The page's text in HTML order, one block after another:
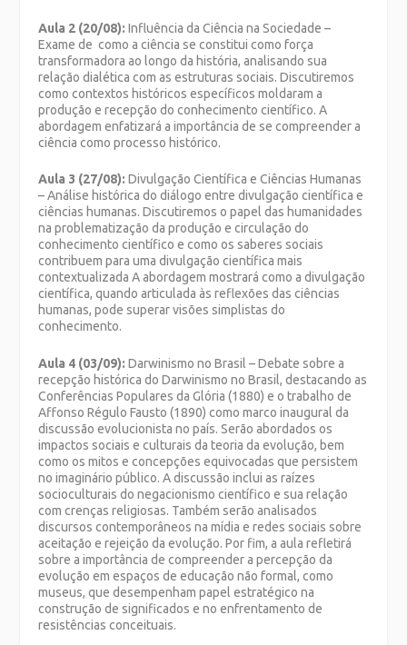
Aula 2 (20/08): Influência da Ciência na Sociedade –
Exame de como a ciência se constitui como força
transformadora ao longo da história, analisando sua
relação dialética com as estruturas sociais. Discutiremos
como contextos históricos específicos moldaram a
produção e recepção do conhecimento científico. A
abordagem enfatizará a importância de se compreender a
ciência como processo histórico.
Aula 3 (27/08): Divulgação Científica e Ciências Humanas
– Análise histórica do diálogo entre divulgação científica e
ciências humanas. Discutiremos o papel das humanidades
na problematização da produção e circulação do
conhecimento científico e como os saberes sociais
contribuem para uma divulgação científica mais
contextualizada A abordagem mostrará como a divulgação
científica, quando articulada às reflexões das ciências
humanas, pode superar visões simplistas do
conhecimento.
Aula 4 (03/09): Darwinismo no Brasil – Debate sobre a
recepção histórica do Darwinismo no Brasil, destacando as
Conferências Populares da Glória (1880) e o trabalho de
Affonso Régulo Fausto (1890) como marco inaugural da
discussão evolucionista no país. Serão abordados os
impactos sociais e culturais da teoria da evolução, bem
como os mitos e concepções equivocadas que persistem
no imaginário público. A discussão inclui as raízes
socioculturais do negacionismo científico e sua relação
com crenças religiosas. Também serão analisados
discursos contemporâneos na mídia e redes sociais sobre
aceitação e rejeição da evolução. Por fim, a aula refletirá
sobre a importância de compreender a percepção da
evolução em espaços de educação não formal, como
museus, que desempenham papel estratégico na
construção de significados e no enfrentamento de
resistências conceituais.